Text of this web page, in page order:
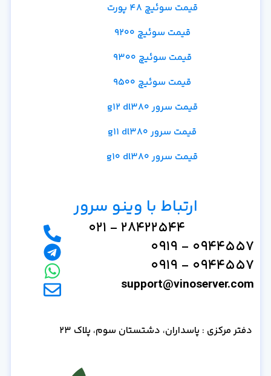
قیمت سوئیچ 48 پورت
قیمت سوئیچ 9200
قیمت سوئیچ 9300
قیمت سوئیچ 9500
قیمت سرور g12 dl380
قیمت سرور g11 dl380
قیمت سرور g10 dl380
ارتباط با وینو سرور
28422544 - 021
0944557 - 0919
0944557 - 0919
support@vinoserver.com
دفتر مرکزی : پاسداران، دشتستان سوم، پلاک 23